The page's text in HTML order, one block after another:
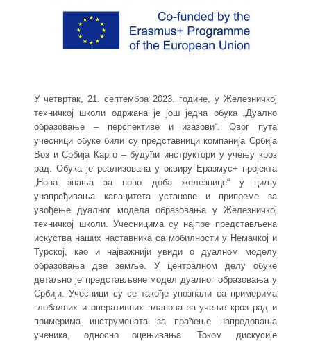
У четвртак, 21. септембра 2023. године, у Железничкој
техничкој школи одржана је још једна обука „Дуално
образовање – перспективе и изазови“. Овог пута
учесници обуке били су представници компанија Србија
Воз и Србија Карго – будући инструктори у учењу кроз
рад. Обука је реализована у оквиру Еразмус+ пројекта
„Нова знања за ново доба железнице“ у циљу
унапређивања капацитета установе и припреме за
увођење дуалног модела образовања у Железничкој
техничкој школи. Учесницима су најпре представљена
искуства наших наставника са мобилности у Немачкој и
Турској, као и најважнији увиди о дуалном моделу
образовања две земље. У централном делу обуке
детаљно је представљене модел дуалног образовања у
Србији. Учесници су се такође упознали са примерима
глобалних и оперативних планова за учење кроз рад и
примерима инструмената за праћење напредовања
ученика, односно оцењивања. Током дискусије